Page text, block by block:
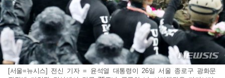
[서울=뉴시스] 전신 기자 = 윤석열 대통령이 26일 서울 종로구 광화문